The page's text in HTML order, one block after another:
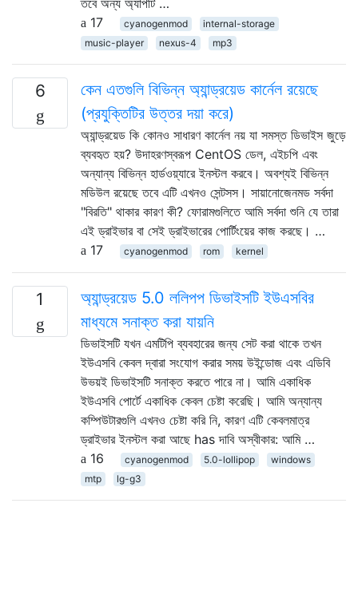
17
cyanogenmod
internal-storage
music-player
nexus-4 mp3
6
কেন এতগুলি বিভিন্ন অ্যান্ড্রয়েড কার্নেল রয়েছে
(প্রযুক্তিটির উত্তর দয়া করে)
অ্যান্ড্রয়েড কি কোনও সাধারণ কার্নেল নয় যা সমস্ত ডিভাইস জুড়ে
ব্যবহৃত হয়? উদাহরণস্বরূপ CentOS ডেল, এইচপি এবং
অন্যান্য বিভিন্ন হার্ডওয়্যারে ইনস্টল করবে। অবশ্যই বিভিন্ন
মডিউল রয়েছে তবে এটি এখনও সেন্টসস। সায়ানোজেনমড সর্বদা
"বিরতি" থাকার কারণ কী? ফোরামগুলিতে আমি সর্বদা শুনি যে তারা
এই ড্রাইভার বা সেই ড্রাইভারের পোর্টিংয়ের কাজ করছে। …
17
cyanogenmod rom kernel
1
অ্যান্ড্রয়েড 5.0 ললিপপ ডিভাইসটি ইউএসবির
মাধ্যমে সনাক্ত করা যায়নি
ডিভাইসটি যখন এমটিপি ব্যবহারের জন্য সেট করা থাকে তখন
ইউএসবি কেবল দ্বারা সংযোগ করার সময় উইন্ডোজ এবং এডিবি
উভয়ই ডিভাইসটি সনাক্ত করতে পারে না। আমি একাধিক
ইউএসবি পোর্টে একাধিক কেবল চেষ্টা করেছি। আমি অন্যান্য
কম্পিউটারগুলি এখনও চেষ্টা করি নি, কারণ এটি কেবলমাত্র
ড্রাইভার ইনস্টল করা আছে has দাবি অস্বীকার: আমি …
16
cyanogenmod 5.0-lollipop
windows
mtp
lg-g3